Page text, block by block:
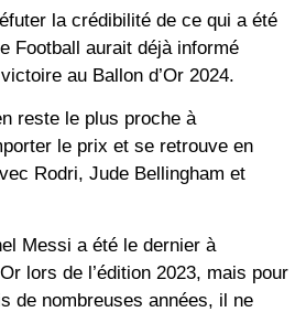
la crédibilité de ce qui a été
Football aurait déjà informé
au Ballon d’Or 2024.
reste le plus proche à
le prix et se retrouve en
Rodri, Jude Bellingham et
Messi a été le dernier à
lors de l’édition 2023, mais pour
de nombreuses années, il ne